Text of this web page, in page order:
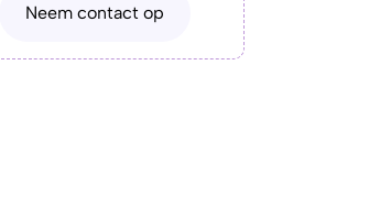
Neem contact op